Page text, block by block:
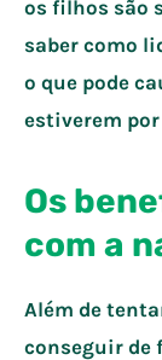
os filhos são
saber como
o que pode
estiverem
Os
com a
Além de
conseguir de